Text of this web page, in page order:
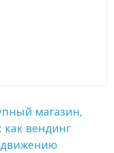
магазин,
вендинг